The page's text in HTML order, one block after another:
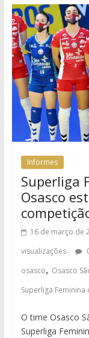
Informes
Superliga
Osasco
16 de março de
visualizações
osasco, Osasco
Superliga Feminina
O time Osasco
Superliga